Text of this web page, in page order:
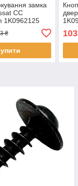
замка
CC
1K0962125
₴ 103